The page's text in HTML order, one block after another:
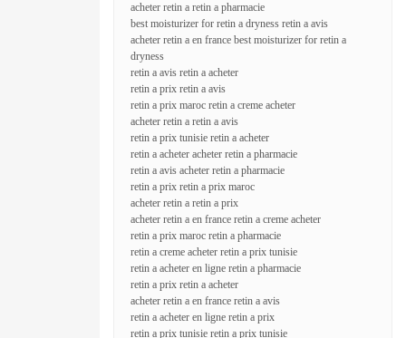
acheter retin a retin a pharmacie
best moisturizer for retin a dryness retin a avis
acheter retin a en france best moisturizer for retin a
dryness
retin a avis retin a acheter
retin a prix retin a avis
retin a prix maroc retin a creme acheter
acheter retin a retin a avis
retin a prix tunisie retin a acheter
retin a acheter acheter retin a pharmacie
retin a avis acheter retin a pharmacie
retin a prix retin a prix maroc
acheter retin a retin a prix
acheter retin a en france retin a creme acheter
retin a prix maroc retin a pharmacie
retin a creme acheter retin a prix tunisie
retin a acheter en ligne retin a pharmacie
retin a prix retin a acheter
acheter retin a en france retin a avis
retin a acheter en ligne retin a prix
retin a prix tunisie retin a prix tunisie